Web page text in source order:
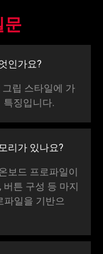
인가요?
그립 스타일에 가
특징입니다.
리가 있나요?
보드 프로파일이
튼 구성 등 마지
파일을 기반으